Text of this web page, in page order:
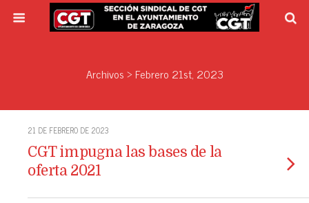
Archivos › Febrero 21st, 2023
21 DE FEBRERO DE 2023
CGT impugna las bases de la
oferta 2021